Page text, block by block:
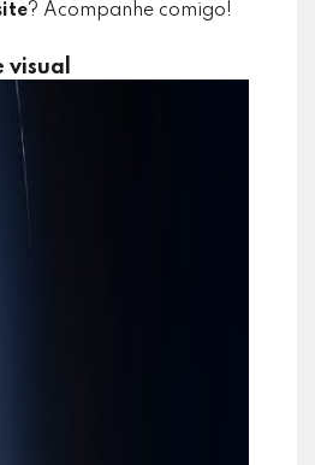
? Acompanhe comigo!